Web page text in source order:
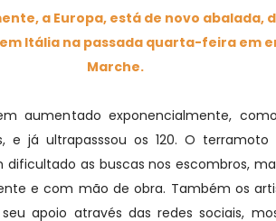
a Europa, está de novo abalada,
Itália na passada quarta-feira em
Marche.
aumentado exponencialmente,
e já ultrapasssou os 120. O
as buscas nos escombros,
e com mão de obra. Também os
apoio através das redes sociais,